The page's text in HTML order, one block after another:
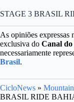
STAGE 3 BRASIL
As opiniões expressas
exclusiva do Canal do
necessariamente
Brasil.
CicloNews »
BRASIL RIDE